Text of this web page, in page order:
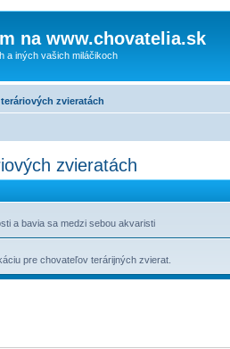
na www.chovatelia.sk
a iných vašich miláčikoch
zvieratách
zvieratách
a bavia sa medzi sebou akvaristi
pre chovateľov terárijných zvierat.